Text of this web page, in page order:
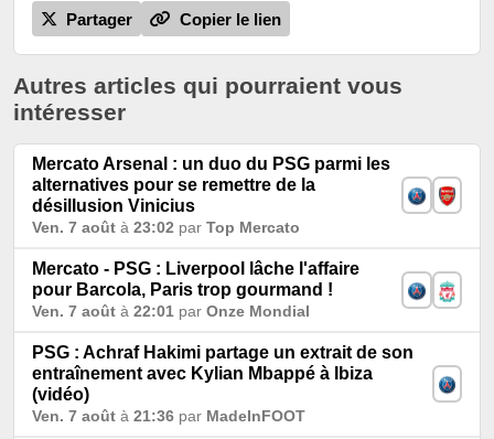
Partager Copier le lien
Autres articles qui pourraient vous
intéresser
Mercato Arsenal : un duo du PSG parmi les
alternatives pour se remettre de la
désillusion Vinicius
Ven. 7 août à 23:02 par Top Mercato
Mercato - PSG : Liverpool lâche l'affaire
pour Barcola, Paris trop gourmand !
Ven. 7 août à 22:01 par Onze Mondial
PSG : Achraf Hakimi partage un extrait de son
entraînement avec Kylian Mbappé à Ibiza
(vidéo)
Ven. 7 août à 21:36 par MadeInFOOT